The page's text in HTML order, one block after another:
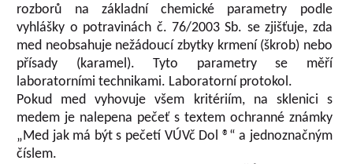
rozborů na základní chemické parametry podle
vyhlášky o potravinách č. 76/2003 Sb. se zjišťuje, zda
med neobsahuje nežádoucí zbytky krmení (škrob) nebo
přísady (karamel). Tyto parametry se měří
laboratorními technikami. Laboratorní protokol.
Pokud med vyhovuje všem kritériím, na sklenici s
medem je nalepena pečeť s textem ochranné známky
„Med jak má být s pečetí VÚVč Dol ®“ a jednoznačným
číslem.